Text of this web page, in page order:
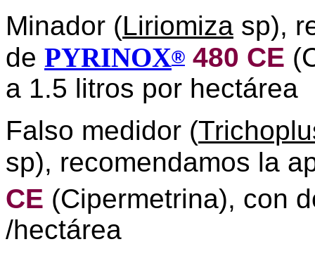
Minador (Liriomiza sp),
de PYRINOX® 480 CE
a 1.5 litros por hectárea
Falso medidor (
sp), recomendamos la
CE (Cipermetrina), con
/hectárea